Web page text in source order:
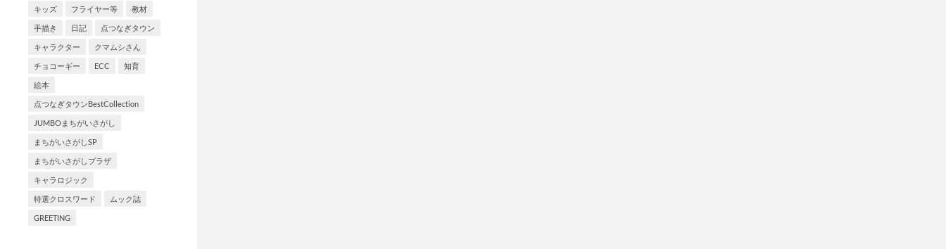
キッズ フライヤー等 教材
手描き 日記 点つなぎタウン
キャラクター クマムシさん
チョコーギー ECC 知育
絵本
点つなぎタウンBestCollection
JUMBOまちがいさがし
まちがいさがしSP
まちがいさがしプラザ
キャラロジック
特選クロスワード ムック誌
GREETING